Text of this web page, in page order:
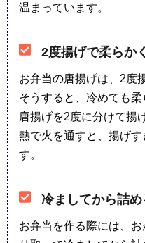
温まっています。
2度揚げで柔らかく
お弁当の唐揚げは、2度
そうすると、冷めても柔
唐揚げを2度に分けて揚
熱で火を通すと、揚げ
す。
冷ましてから詰め
お弁当を作る際には、